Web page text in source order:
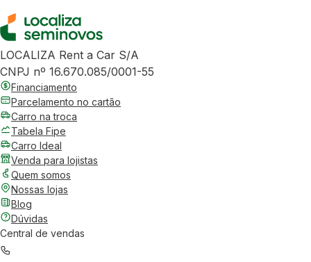
LOCALIZA Rent a Car S/A
CNPJ nº 16.670.085/0001-55
Financiamento
Parcelamento no cartão
Carro na troca
Tabela Fipe
Carro Ideal
Venda para lojistas
Quem somos
Nossas lojas
Blog
Dúvidas
Central de vendas